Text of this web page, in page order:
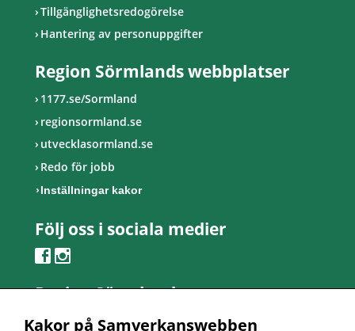
Tillgänglighetsredogörelse
Hantering av personuppgifter
Region Sörmlands webbplatser
1177.se/Sormland
regionsormland.se
utvecklasormland.se
Redo för jobb
Inställningar kakor
Följ oss i sociala medier
Region Sörmland
Kontaktcenter
Kakor på Samverkanswebben